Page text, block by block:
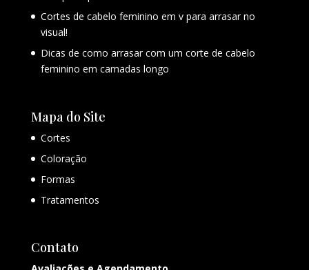
Cortes de cabelo feminino em v para arrasar no
visual!
Dicas de como arrasar com um corte de cabelo
feminino em camadas longo
Mapa do Site
Cortes
Coloração
Formas
Tratamentos
Contato